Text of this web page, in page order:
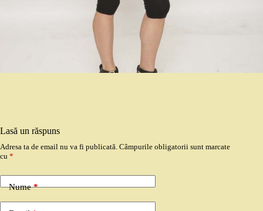
Lasă un răspuns
Adresa ta de email nu va fi publicată. Câmpurile obligatorii sunt marcate
cu *
Nume*